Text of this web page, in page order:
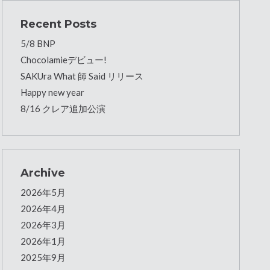
Recent Posts
5/8 BNP
Chocolamieデビュー!
SAKUra What 師 Said リリース
Happy new year
8/16 クレア追加公演
Archive
2026年5月
2026年4月
2026年3月
2026年1月
2025年9月